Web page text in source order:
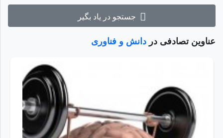
جستجو در یاد بگیر
عناوین تصادفی در دانش و فناوری